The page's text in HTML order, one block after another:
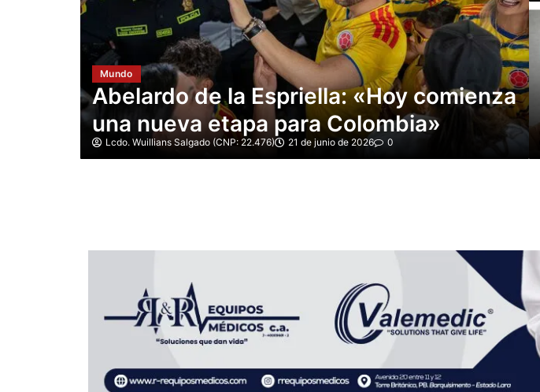
Mundo
Iván Cepeda exige impugnar 33.000
mesas y pide revisar «voto por voto»
tras la ajustada elección en Colombia
Lcdo. Wuillians Salgado (CNP: 22.476) 21 de junio de 2026 0